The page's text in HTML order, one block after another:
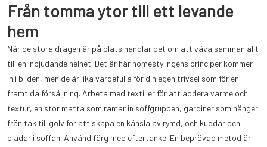
Från tomma ytor till ett levande
hem
När de stora dragen är på plats handlar det om att väva samman allt
till en inbjudande helhet. Det är här homestylingens principer kommer
in i bilden, men de är lika värdefulla för din egen trivsel som för en
framtida försäljning. Arbeta med textilier för att addera värme och
textur, en stor matta som ramar in soffgruppen, gardiner som hänger
från tak till golv för att skapa en känsla av rymd, och kuddar och
plädar i soffan. Använd färg med eftertanke. En beprövad metod är